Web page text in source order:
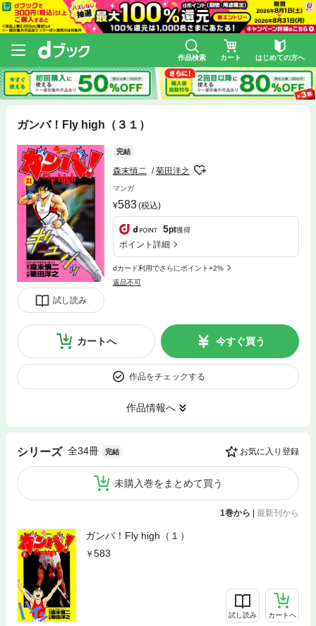
作品検索 カート はじめての方へ
ガンバ！Fly high（３１）
試し読み
完結
森末慎二 菊田洋之
マンガ
583(税込)
5pt獲得
ポイント詳細
dカード利用でさらにポイント+2%
返品不可
カートへ 今すぐ買う
作品をチェックする
作品情報へ
シリーズ 全34冊 完結 お気に入り登録
未購入巻をまとめて買う
1巻から | 最新刊から
ガンバ！Fly high（１）
583
試し読み カートへ